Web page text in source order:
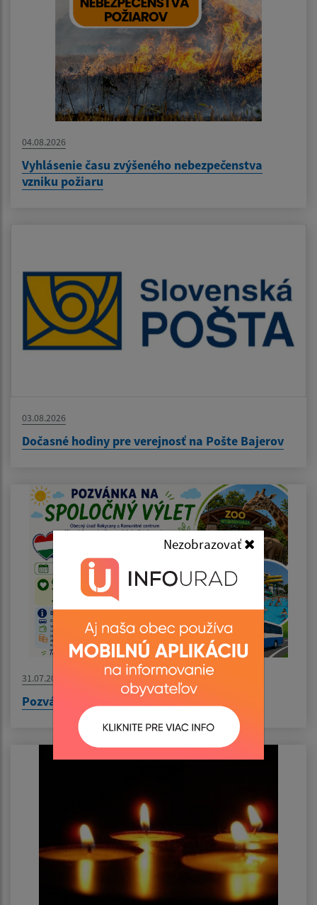
Nezobrazovať
04.08.2026
Vyhlásenie času zvýšeného nebezpečenstva
vzniku požiaru
03.08.2026
Dočasné hodiny pre verejnosť na Pošte Bajerov
31.07.2026
Pozvánka na výlet do Nyíregyházy